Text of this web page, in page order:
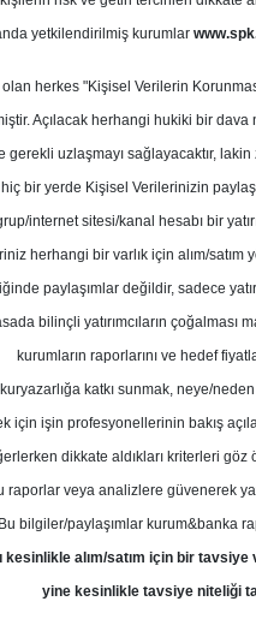
2024
bölgenin
yetkilendirilmiş kurumlar
olan herkes "Kişisel Verilerin
Açılacak herhangi hukiki bir
gerekli uzlaşmayı sağlayacaktır,
hiç bir yerde Kişisel Verilerinizin
internet sitesi/kanal hesabı bir
herhangi bir varlık için alım/
paylaşımlar değildir, sadece
bilinçli yatırımcıların çoğalması
kurumların raporlarını ve hedef
katkı sunmak, neye/neden
için işin profesyonellerinin bakış
dikkate aldıkları kriterleri
raporlar veya analizlere güvenerek
bilgiler/paylaşımlar kurum&banka
kesinlikle alım/satım için bir
yine kesinlikle tavsiye niteliği